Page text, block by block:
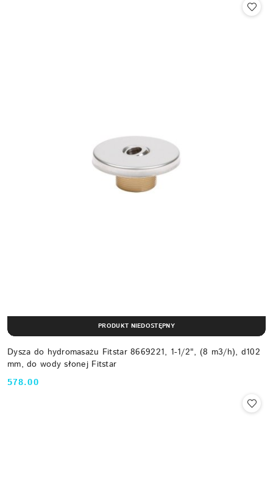
Dysza do hydromasażu Fitstar 8669221, 1-1/2", (8 m3/h), d102
mm, do wody słonej Fitstar
Cena:
578.00
PRODUKT NIEDOSTĘPNY